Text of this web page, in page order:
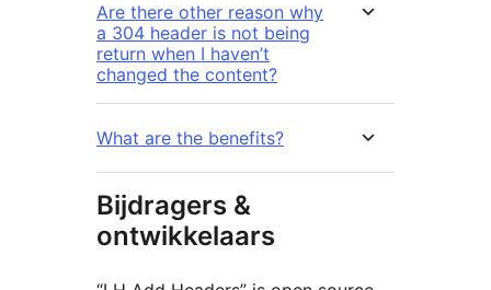
Are there other reason why
a 304 header is not being
return when I haven’t
changed the content?
What are the benefits?
Bijdragers &
ontwikkelaars